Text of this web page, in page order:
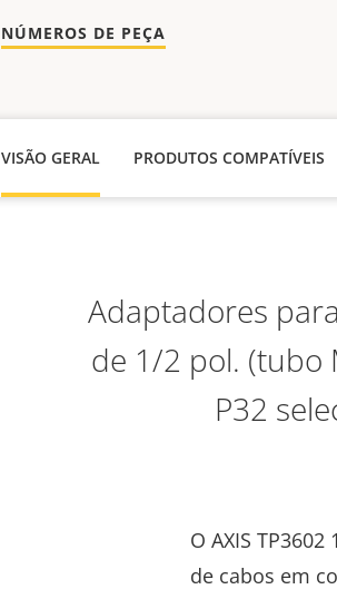
NÚMEROS DE PEÇA
VISÃO GERAL PRODUTOS COMPATÍVEIS
Adaptadores
de 1/2 pol. (tubo
P32
O AXIS
de cabos em